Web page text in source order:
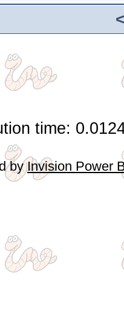
time:
byInvision Power